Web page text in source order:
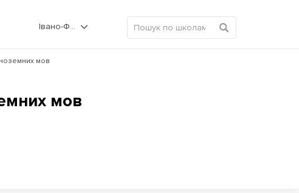
Івано-Франківськ
мов
мов